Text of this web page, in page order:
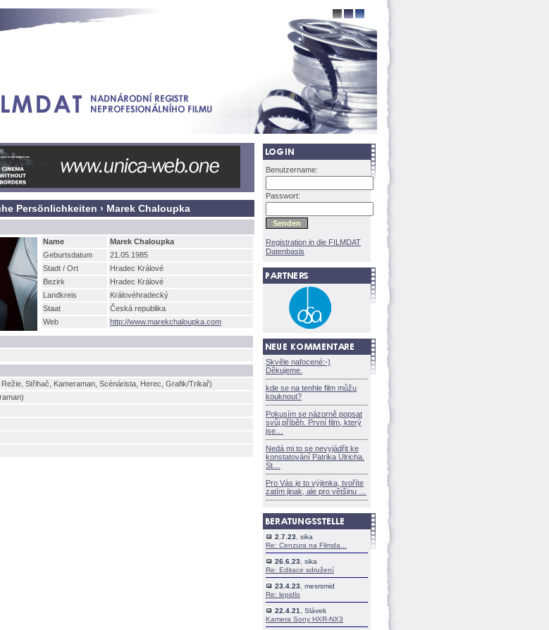
Persönlichkeiten › Marek Chaloupka
Name
Marek Chaloupka
Geburtsdatum
21.05.1985
Stadt / Ort
Hradec Králové
Bezirk
Hradec Králové
Landkreis
Královéhradecký
Staat
Česká republika
Web
http://www.marekchaloupka.com
Režie, Střihač, Kameraman, Scénárista, Herec, Grafik/Trikař)
Benutzername:
Passwort:
Registration in die FILMDAT
Datenbasis
Skvěle nafocené:-)
Děkujeme.
kde se na tenhle film můžu
kouknout?
Pokusím se názorně popsat
svůj příběh. První film, který
jse
Nedá mi to se nevyjádřit ke
konstatování Patrika Ulricha.
St
Pro Vás je to výjimka, tvoříte
zatím jinak, ale pro většinu
2.7.23 , sika
Re: Cenzura na Filmda...
26.6.23 , sika
Re: Editace sdružení
23.4.23 , mesrsmid
Re: lepidlo
22.4.21
, Slávek
Kamera Sony HXR-NX3